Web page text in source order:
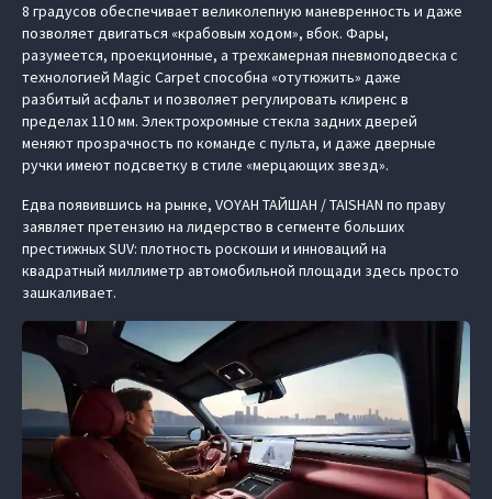
8 градусов обеспечивает великолепную маневренность и даже
позволяет двигаться «крабовым ходом», вбок. Фары,
разумеется, проекционные, а трехкамерная пневмоподвеска с
технологией Magic Carpet способна «отутюжить» даже
разбитый асфальт и позволяет регулировать клиренс в
пределах 110 мм. Электрохромные стекла задних дверей
меняют прозрачность по команде с пульта, и даже дверные
ручки имеют подсветку в стиле «мерцающих звезд».
Едва появившись на рынке, VOYAH ТАЙШАН / TAISHAN по праву
заявляет претензию на лидерство в сегменте больших
престижных SUV: плотность роскоши и инноваций на
квадратный миллиметр автомобильной площади здесь просто
зашкаливает.